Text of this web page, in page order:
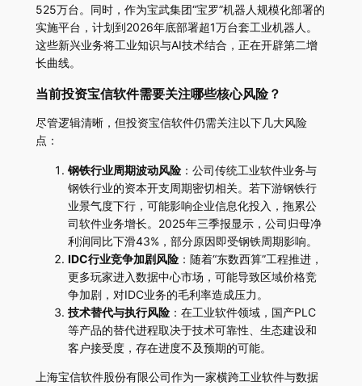
525万台。同时，作为宝武集团“宝罗”机器人规模化部署的
实施平台，计划到2026年底部署超1万台套工业机器人。
这些新兴业务将工业知识与AI技术结合，正在开辟第二增
长曲线。
当前投资宝信软件需要关注哪些核心风险？
尽管逻辑清晰，但投资宝信软件仍需关注以下几大风险
点：
钢铁行业周期波动风险：公司传统工业软件业务与
钢铁行业的资本开支周期密切相关。若下游钢铁行
业景气度下行，可能影响企业信息化投入，拖累公
司软件业务增长。2025年三季报显示，公司归母净
利润同比下滑43%，部分原因即受钢铁周期影响。
IDC行业竞争加剧风险：随着“东数西算”工程推进，
更多玩家进入数据中心市场，可能导致区域价格竞
争加剧，对IDC业务的毛利率造成压力。
技术替代与执行风险：在工业软件领域，国产PLC
等产品的替代进程取决于技术可靠性、生态建设和
客户接受度，存在进度不及预期的可能。
上海宝信软件股份有限公司作为一家横跨工业软件与数据